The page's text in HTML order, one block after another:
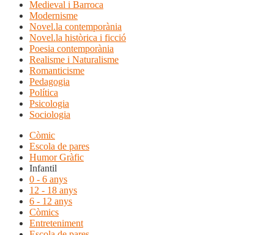
Medieval i Barroca
Modernisme
Novel.la contemporània
Novel.la històrica i ficció
Poesia contemporània
Realisme i Naturalisme
Romanticisme
Pedagogia
Política
Psicologia
Sociologia
Còmic
Escola de pares
Humor Gràfic
Infantil
0 - 6 anys
12 - 18 anys
6 - 12 anys
Còmics
Entreteniment